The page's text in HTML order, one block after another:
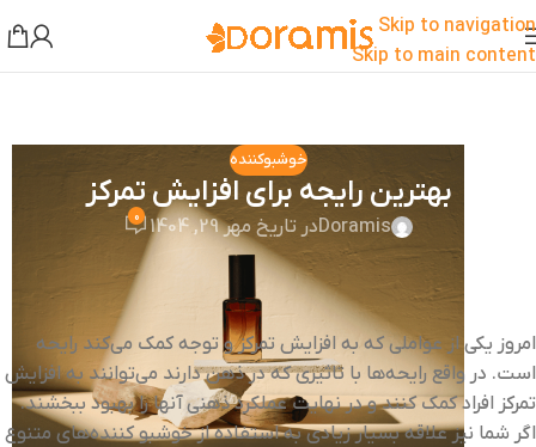
Skip to navigation
Skip to main content
خوشبوکننده
بهترین رایجه برای افزایش تمرکز
Doramisدر تاریخ مهر 29, 1404 0
امروز یکی از عواملی که به افزایش تمرکز و توجه کمک می‌کند رایحه
است. در واقع رایحه‌ها با تاثیری که در ذهن دارند می‌توانند به افزایش
تمرکز افراد کمک کنند و در نهایت عملکرد ذهنی آنها را بهبود ببخشند.
اگر شما نیز علاقه بسیار زیادی به استفاده از خوشبو کننده‌های متنوع